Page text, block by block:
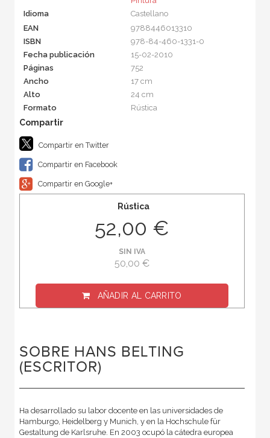
Idioma
Castellano
EAN
9788446013310
ISBN
978-84-460-1331-0
Fecha publicación
15-02-2010
Páginas
752
Ancho
17 cm
Alto
24 cm
Formato
Rústica
Compartir en Twitter
Compartir en Facebook
Compartir en Google+
Rústica
52,00 €
SIN IVA
50,00 €
AÑADIR AL CARRITO
SOBRE HANS BELTING
(ESCRITOR)
Ha desarrollado su labor docente en las universidades de
Hamburgo, Heidelberg y Munich, y en la Hochschule für
Gestaltung de Karlsruhe. En 2003 ocupó la cátedra europea